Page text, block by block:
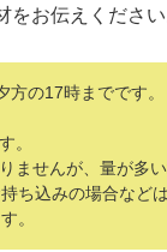
お伝えください
の17時までです。
。
ませんが、量が多
ち込みの場合など
。